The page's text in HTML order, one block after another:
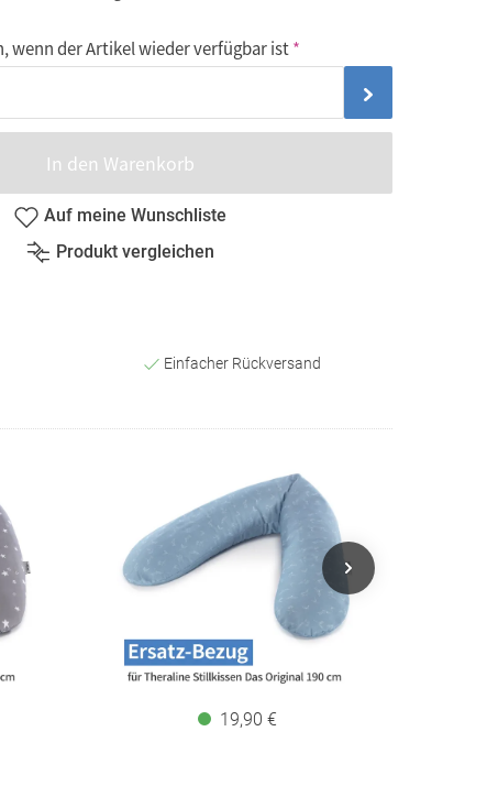
wenn der Artikel wieder verfügbar ist
In den Warenkorb
Auf meine Wunschliste
Produkt vergleichen
Einfacher Rückversand
19,90 €